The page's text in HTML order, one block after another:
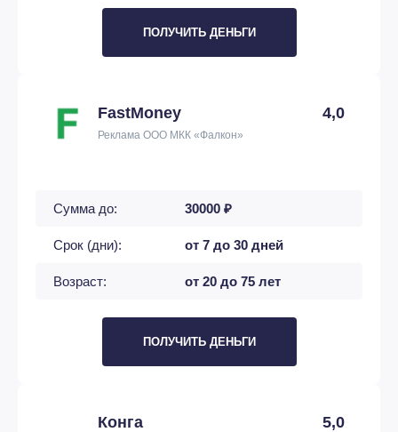
ПОЛУЧИТЬ ДЕНЬГИ
FastMoney 4,0
Реклама ООО МКК «Фалкон»
Сумма до: 30000 ₽
Срок (дни): от 7 до 30 дней
Возраст: от 20 до 75 лет
ПОЛУЧИТЬ ДЕНЬГИ
Конга 5,0